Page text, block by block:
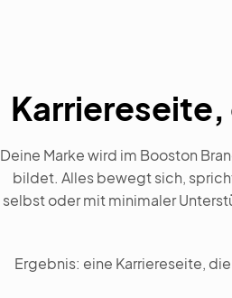
Deine Marke wird im Booston
bildet. Alles bewegt sich,
selbst oder mit minimaler
Ergebnis: eine Karriereseite,